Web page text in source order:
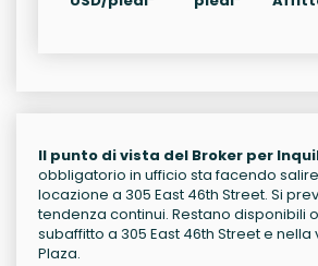
Il punto di vista del Broker per
obbligatorio in ufficio sta facendo
locazione a 305 East 46th Street. Si
tendenza continui. Restano disponibili
subaffitto a 305 East 46th Street e nella
Plaza.